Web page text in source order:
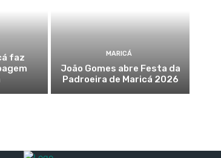
faz
MARICÁ
João Gomes abre Festa da
Padroeira de Maricá 2026